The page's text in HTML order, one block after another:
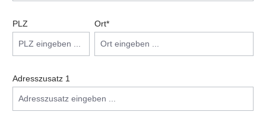
PLZ Ort*
Adresszusatz 1